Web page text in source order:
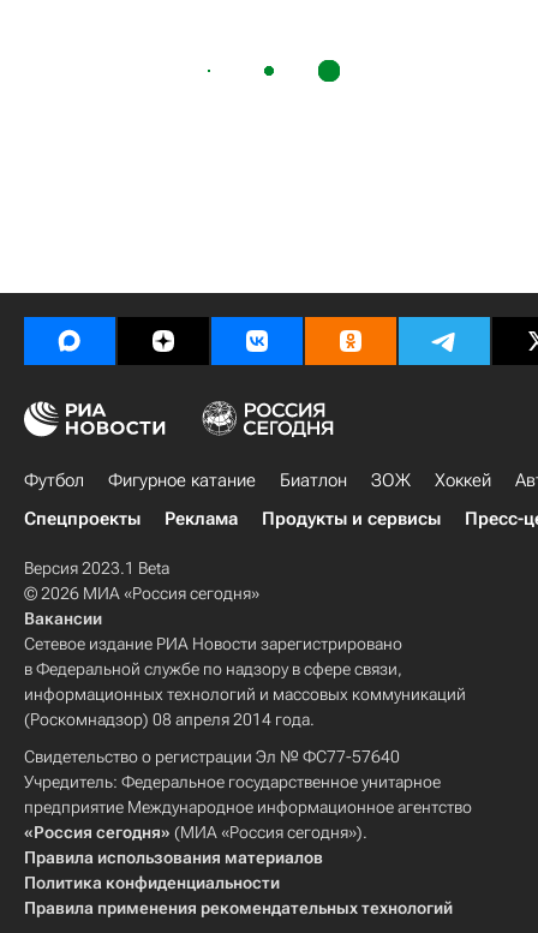
Футбол Фигурное катание Биатлон ЗОЖ Хоккей
Спецпроекты
Реклама Продукты и сервисы Пресс-
Версия 2023.1 Beta
© 2026 МИА «Россия сегодня»
Вакансии
Сетевое издание РИА Новости зарегистрировано
в Федеральной службе по надзору в сфере связи,
информационных технологий и массовых коммуникаций
(Роскомнадзор) 08 апреля 2014 года.
Свидетельство о регистрации Эл № ФС77-57640
Учредитель: Федеральное государственное унитарное
предприятие Международное информационное агентство
«Россия сегодня» (МИА «Россия сегодня»).
Правила использования материалов
Политика конфиденциальности
Правила применения рекомендательных технологий